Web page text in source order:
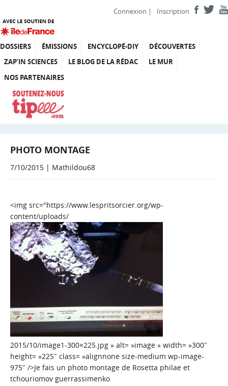
Connexion | Inscription
DOSSIERS ÉMISSIONS ENCYCLOPÉ-DIY
DÉCOUVERTES
ZAP’IN SCIENCES
LE BLOG DE LA RÉDAC
LE MUR
NOS PARTENAIRES
PHOTO MONTAGE
7/10/2015 | Mathildou68
<img src="https://www.lespritsorcier.org/wp-
content/uploads/
2015/10/image1-300×225.jpg » alt= »image » width= »300″
height= »225″ class= »alignnone size-medium wp-image-
975″ />Je fais un photo montage de Rosetta philae et
tchouriomov guerrassimenko